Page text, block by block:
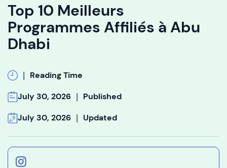
Top 10 Meilleurs
Programmes Affiliés à Abu
Dhabi
| Reading Time
July 30, 2026 | Published
July 30, 2026 | Updated